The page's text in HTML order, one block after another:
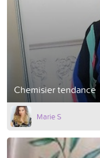
Chemisier tendance
Marie S